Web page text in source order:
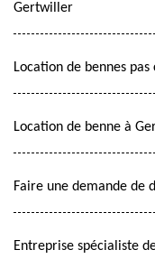
Gertwiller
Location de bennes
Location de benne à
Faire une demande de
Entreprise spécialiste